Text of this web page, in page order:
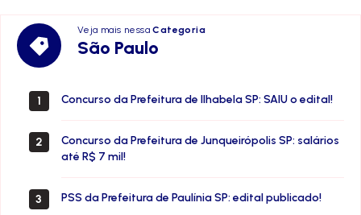
Veja mais nessaCategoria
São Paulo
São
Paulo
1 Concurso da Prefeitura de Ilhabela SP: SAIU o edital!
2
Concurso da Prefeitura de Junqueirópolis SP: salários
até R$ 7 mil!
3 PSS da Prefeitura de Paulínia SP: edital publicado!